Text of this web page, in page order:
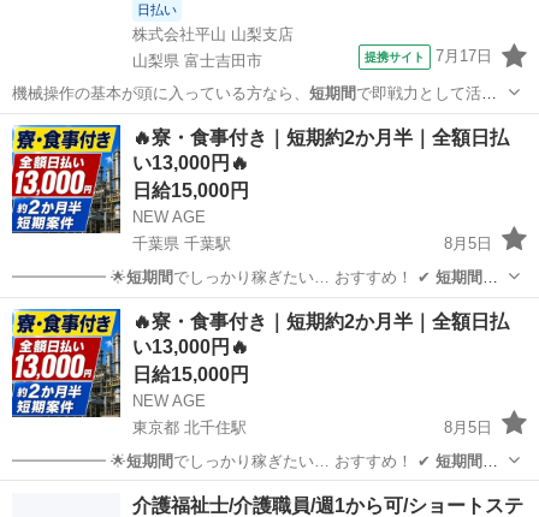
日払い
株式会社平山 山梨支店
山梨県 富士吉田市
提携サイト 7月17日
機械操作の基本が頭に入っている方なら、 短期間 で即戦力として活躍
できます！ インカム…
山梨 富士吉田市 その他
🔥寮・食事付き｜短期約2か月半｜全額日払
い13,000円🔥
日給15,000円
NEW AGE
千葉県 千葉駅
8月5日
━━━━━━ 🌟短期間 でしっかり稼ぎたい… おすすめ！ ✔ 短期間 で
しっかり稼ぎたい…
千葉 千葉市 千葉駅 軽作業 短期間
🔥寮・食事付き｜短期約2か月半｜全額日払
い13,000円🔥
日給15,000円
NEW AGE
東京都 北千住駅
8月5日
━━━━━━ 🌟短期間 でしっかり稼ぎたい… おすすめ！ ✔ 短期間
しっかり稼ぎたい… 北千住駅 軽作業 短期間
介護福祉士/介護職員/週1から可/ショートステ